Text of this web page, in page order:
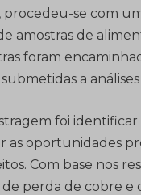
procedeu-se com
amostras de
foram
a
foi
as oportunidades
Com base nos
perda de cobre e